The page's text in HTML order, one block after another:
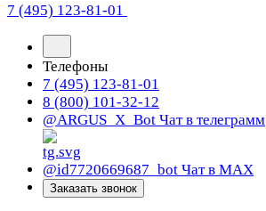
7 (495) 123-81-01
Телефоны
7 (495) 123-81-01
8 (800) 101-32-12
@ARGUS_X_Bot Чат в телеграмм
@id7720669687_bot Чат в МАХ
Заказать звонок